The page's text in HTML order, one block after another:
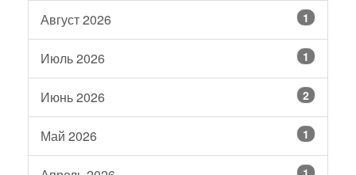
Август 2026 1
Июль 2026 1
Июнь 2026 2
Май 2026 1